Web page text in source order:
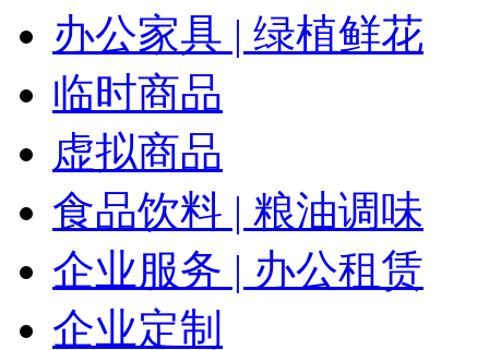
办公家具 | 绿植鲜花
临时商品
虚拟商品
食品饮料 | 粮油调味
企业服务 | 办公租赁
企业定制